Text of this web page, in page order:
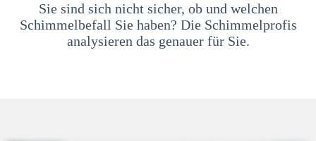
Sie sind sich nicht sicher, ob und welchen
Schimmelbefall Sie haben? Die Schimmelprofis
analysieren das genauer für Sie.